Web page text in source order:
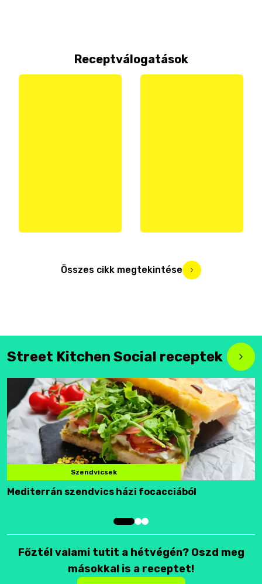
Receptválogatások
Összes cikk megtekintése
Street Kitchen Social receptek
Szendvicsek
Mediterrán szendvics házi focacciából
Főztél valami tutit a hétvégén? Oszd meg
másokkal is a receptet!